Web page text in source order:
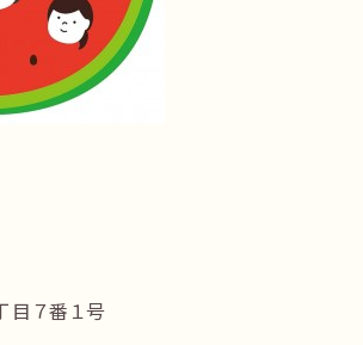
７番１号